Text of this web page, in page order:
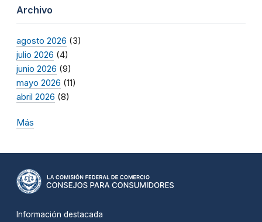
Archivo
agosto 2026 (3)
julio 2026 (4)
junio 2026 (9)
mayo 2026 (11)
abril 2026 (8)
Más
Información destacada